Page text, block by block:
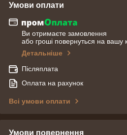
Умови оплати
Ви отримаєте замовлення
або гроші повернуться на вашу
Детальніше
Післяплата
Оплата на рахунок
Всі умови оплати
Умови повернення